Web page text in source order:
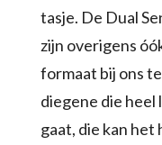
tasje. De Dual
zijn overigens
formaat bij ons
diegene die heel
gaat, die kan